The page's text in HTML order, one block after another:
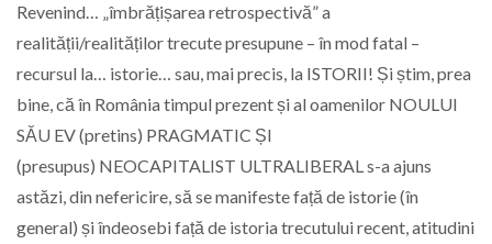
Revenind… „îmbrățișarea retrospectivă” a
realității/realităților trecute presupune – în mod fatal –
recursul la… istorie… sau, mai precis, la ISTORII! Și știm, prea
bine, că în România timpul prezent și al oamenilor NOULUI
SĂU EV (pretins) PRAGMATIC ȘI
(presupus) NEOCAPITALIST ULTRALIBERAL s-a ajuns
astăzi, din nefericire, să se manifeste față de istorie (în
general) și îndeosebi față de istoria trecutului recent, atitudini